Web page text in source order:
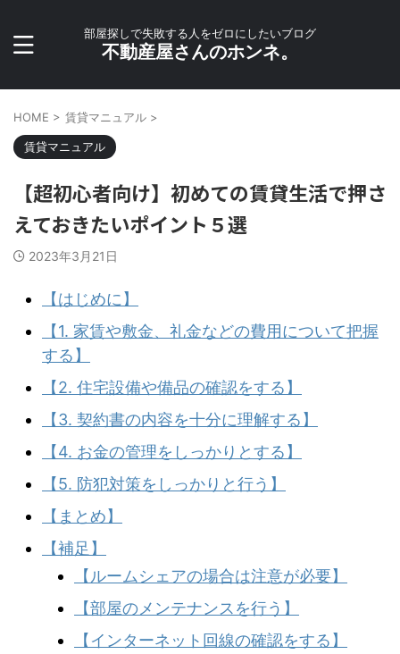
部屋探しで失敗する人をゼロにしたいブログ
不動産屋さんのホンネ。
HOME > 賃貸マニュアル >
賃貸マニュアル
【超初心者向け】初めての賃貸生活で押さ
えておきたいポイント５選
2023年3月21日
【はじめに】
【1. 家賃や敷金、礼金などの費用について把握
する】
【2. 住宅設備や備品の確認をする】
【3. 契約書の内容を十分に理解する】
【4. お金の管理をしっかりとする】
【5. 防犯対策をしっかりと行う】
【まとめ】
【補足】
【ルームシェアの場合は注意が必要】
【部屋のメンテナンスを行う】
【インターネット回線の確認をする】